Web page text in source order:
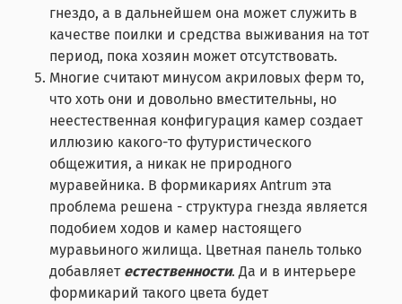
гнездо, а в дальнейшем она может служить в
качестве поилки и средства выживания на тот
период, пока хозяин может отсутствовать.
Многие считают минусом акриловых ферм то,
что хоть они и довольно вместительны, но
неестественная конфигурация камер создает
иллюзию какого-то футуристического
общежития, а никак не природного
муравейника. В формикариях Antrum эта
проблема решена - структура гнезда является
подобием ходов и камер настоящего
муравьиного жилища. Цветная панель только
добавляет естественности. Да и в интерьере
формикарий такого цвета будет